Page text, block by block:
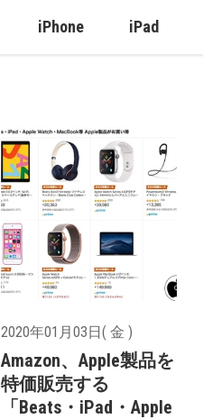
iPhone iPad
2020年01月03日( 金 )
Amazon、Apple製品を
特価販売する
「Beats・iPad・Apple